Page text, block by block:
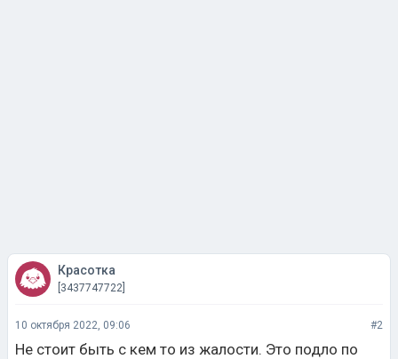
Красотка
[3437747722]
10 октября 2022, 09:06 #2
Не стоит быть с кем то из жалости. Это подло по